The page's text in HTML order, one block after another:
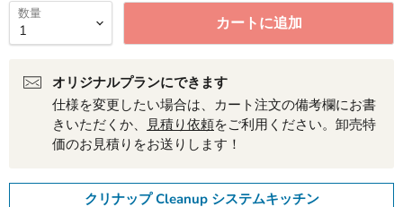
数量 カートに追加
オリジナルプランにできます
仕様を変更したい場合は、カート注文の備考欄にお書
きいただくか、 見積り依頼をご利用ください。卸売特
価のお見積りをお送りします！
クリナップ Cleanup システムキッチン